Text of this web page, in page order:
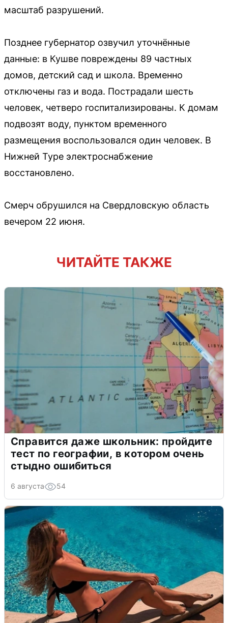
масштаб разрушений.
Позднее губернатор озвучил уточнённые
данные: в Кушве повреждены 89 частных
домов, детский сад и школа. Временно
отключены газ и вода. Пострадали шесть
человек, четверо госпитализированы. К домам
подвозят воду, пунктом временного
размещения воспользовался один человек. В
Нижней Туре электроснабжение
восстановлено.
Смерч обрушился на Свердловскую область
вечером 22 июня.
ЧИТАЙТЕ ТАКЖЕ
Справится даже школьник: пройдите
тест по географии, в котором очень
стыдно ошибиться
6 августа 54